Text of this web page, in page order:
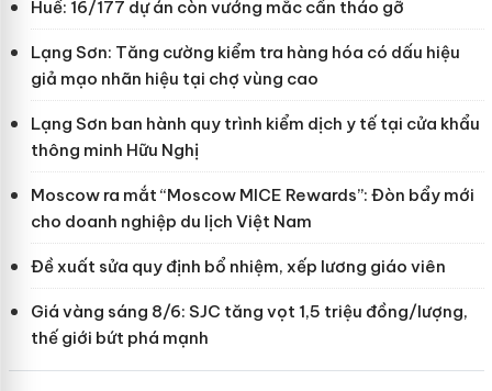
Huế: 16/177 dự án còn vướng mắc cần tháo gỡ
Lạng Sơn: Tăng cường kiểm tra hàng hóa có dấu hiệu
giả mạo nhãn hiệu tại chợ vùng cao
Lạng Sơn ban hành quy trình kiểm dịch y tế tại cửa khẩu
thông minh Hữu Nghị
Moscow ra mắt “Moscow MICE Rewards”: Đòn bẩy mới
cho doanh nghiệp du lịch Việt Nam
Đề xuất sửa quy định bổ nhiệm, xếp lương giáo viên
Giá vàng sáng 8/6: SJC tăng vọt 1,5 triệu đồng/lượng,
thế giới bứt phá mạnh